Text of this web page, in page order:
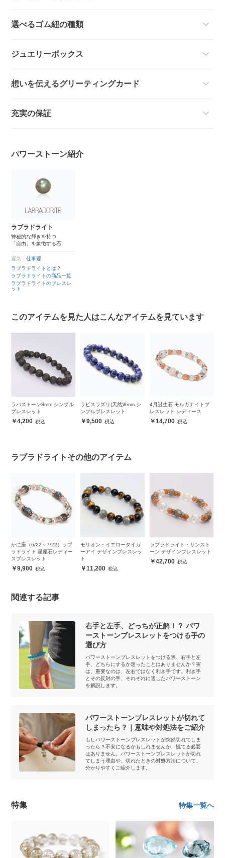
選べるゴム紐の種類
ジュエリーボックス
想いを伝えるグリーティングカード
充実の保証
パワーストーン紹介
ラブラドライト
神秘的な輝きを持つ
「自由」を象徴する石
運気：仕事運
ラブラドライトとは？
ラブラドライトの商品一覧
ラブラドライトのブレスレ
ット
このアイテムを見た人はこんなアイテムを見ています
ラバストーン8mm シンプル
ブレスレット
4,200
ラピスラズリ(天然)8mm シ
ンプルブレスレット
9,500
4月誕生石 モルガナイトブ
レスレット レディース
14,700
ラブラドライトその他のアイテム
かに座（6/22～7/22）ラブ
ラドライト 星座石レディー
スブレスレット
9,900
モリオン・イエロータイガ
ーアイ デザインブレスレッ
ト
11,200
ラブラドライト・サンスト
ーン デザインブレスレット
42,700
関連する記事
右手と左手、どっちが正解！？ パワ
ーストーンブレスレットをつける手の
選び方
パワーストーンブレスレットをつける際、右手と左
手、どちらにするか迷ったことはありませんか？実
は、重要なのは、左右ではなく利き手です。利き手
とその反対の手、それぞれに適したパワーストーン
を解説します。
パワーストーンブレスレットが切れて
しまったら？｜意味や対処法をご紹介
もしパワーストーンブレスレットが突然切れてしま
ったら？不安になるかもしれませんが、慌てる必要
はありません。パワーストーンブレスレットが切れ
てしまう理由や、切れたときの対処方法について、
分かりやすくご紹介します。
特集 特集一覧へ